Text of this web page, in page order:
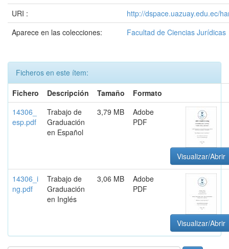
URI :
http://dspace.uazuay.edu.ec/
Aparece en las colecciones:
Facultad de Ciencias Jurídicas
Ficheros en este ítem:
Fichero
Descripción Tamaño
Formato
14306_
esp.pdf
Trabajo de
Graduación
en Español
3,79 MB
Adobe
PDF
Visualizar/Abrir
14306_i
ng.pdf
Trabajo de
Graduación
en Inglés
3,06 MB
Adobe
PDF
Visualizar/Abrir